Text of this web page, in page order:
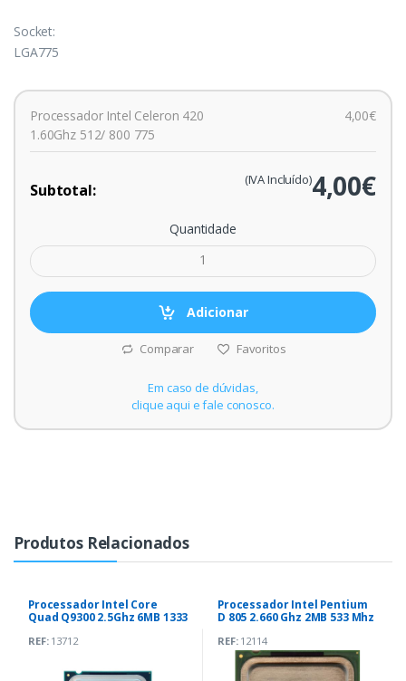
Socket:
LGA775
Processador Intel Celeron 420
1.60Ghz 512/ 800 775
4,00€
Subtotal: 4,00€
(IVA Incluído)
Quantidade
Adicionar
Comparar Favoritos
Em caso de dúvidas,
clique aqui e fale conosco.
Produtos Relacionados
Processador Intel Core
Quad Q9300 2.5Ghz 6MB 1333
REF:13712
Processador Intel Pentium
D 805 2.660 Ghz 2MB 533 Mhz
REF:12114